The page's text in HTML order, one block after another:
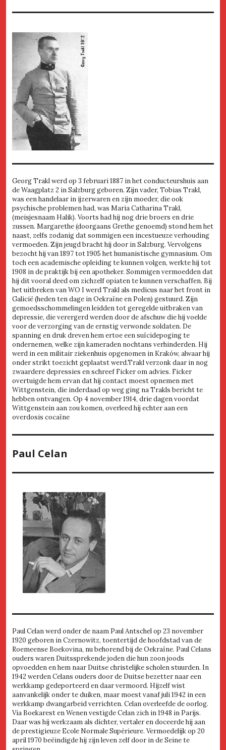
Georg Trakl werd op 3 februari 1887 in het conducteurshuis aan
de Waagplatz 2 in Salzburg geboren. Zijn vader, Tobias Trakl,
was een handelaar in ijzerwaren en zijn moeder, die ook
psychische problemen had, was Maria Catharina Trakl,
(meisjesnaam Halik). Voorts had hij nog drie broers en drie
zussen. Margarethe (doorgaans Grethe genoemd) stond hem het
naast, zelfs zodanig dat sommigen een incestueuze verhouding
vermoeden. Zijn jeugd bracht hij door in Salzburg. Vervolgens
bezocht hij van 1897 tot 1905 het humanistische gymnasium. Om
toch een academische opleiding te kunnen volgen, werkte hij tot
1908 in de praktijk bij een apotheker. Sommigen vermoedden dat
hij dit vooral deed om zichzelf opiaten te kunnen verschaffen. Bij
het uitbreken van WO I werd Trakl als medicus naar het front in
Galicië (heden ten dage in Oekraïne en Polen) gestuurd. Zijn
gemoedsschommelingen leidden tot geregelde uitbraken van
depressie, die verergerd werden door de afschuw die hij voelde
voor de verzorging van de ernstig verwonde soldaten. De
spanning en druk dreven hem ertoe een suïcidepoging te
ondernemen, welke zijn kameraden nochtans verhinderden. Hij
werd in een militair ziekenhuis opgenomen in Kraków, alwaar hij
onder strikt toezicht geplaatst werd.Trakl verzonk daar in nog
zwaardere depressies en schreef Ficker om advies. Ficker
overtuigde hem ervan dat hij contact moest opnemen met
Wittgenstein, die inderdaad op weg ging na Trakls bericht te
hebben ontvangen. Op 4 november 1914, drie dagen voordat
Wittgenstein aan zou komen, overleed hij echter aan een
overdosis cocaïne
Paul Celan
Paul Celan werd onder de naam Paul Antschel op 23 november
1920 geboren in Czernowitz, toentertijd de hoofdstad van de
Roemeense Boekovina, nu behorend bij de Oekraïne. Paul Celans
ouders waren Duitssprekende joden die hun zoon joods
opvoedden en hem naar Duitse christelijke scholen stuurden. In
1942 werden Celans ouders door de Duitse bezetter naar een
werkkamp gedeporteerd en daar vermoord. Hijzelf wist
aanvankelijk onder te duiken, maar moest vanaf juli 1942 in een
werkkamp dwangarbeid verrichten. Celan overleefde de oorlog.
Via Boekarest en Wenen vestigde Celan zich in 1948 in Parijs.
Daar was hij werkzaam als dichter, vertaler en doceerde hij aan
de prestigieuze Ecole Normale Supérieure. Vermoedelijk op 20
april 1970 beëindigde hij zijn leven zelf door in de Seine te